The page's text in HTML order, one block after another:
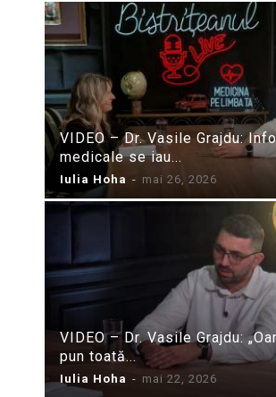
VIDEO – Dr. Vasile Grajdu:
medicale se iau...
Iulia Hoha - mai 26, 2026
VIDEO – Dr. Vasile Grajdu:
pun toată...
Iulia Hoha - mai 22, 2026